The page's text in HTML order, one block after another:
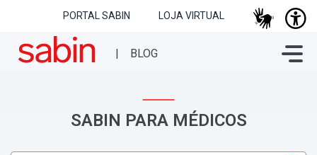
PORTAL SABIN LOJA VIRTUAL
SABIN PARA MÉDICOS